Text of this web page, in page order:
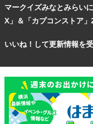
マークイズみなとみらい
X」＆「カプコンストア」
いいね！して更新情報を